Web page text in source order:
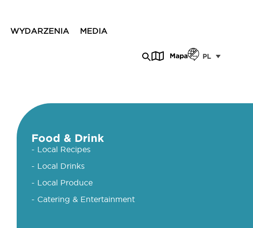
WYDARZENIA MEDIA
Mapa PL
Food & Drink
- Local Recipes
- Local Drinks
- Local Produce
- Catering & Entertainment